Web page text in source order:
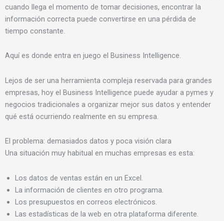
cuando llega el momento de tomar decisiones, encontrar la
información correcta puede convertirse en una pérdida de
tiempo constante.
Aquí es donde entra en juego el Business Intelligence.
Lejos de ser una herramienta compleja reservada para grandes
empresas, hoy el Business Intelligence puede ayudar a pymes y
negocios tradicionales a organizar mejor sus datos y entender
qué está ocurriendo realmente en su empresa.
El problema: demasiados datos y poca visión clara
Una situación muy habitual en muchas empresas es esta:
Los datos de ventas están en un Excel.
La información de clientes en otro programa.
Los presupuestos en correos electrónicos.
Las estadísticas de la web en otra plataforma diferente.